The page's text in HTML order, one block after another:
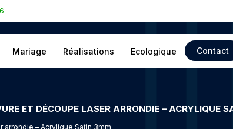
Mariage Réalisations Ecologique Contact
ET DÉCOUPE LASER ARRONDIE – ACRYLIQUE
– Acrylique Satin 3mm